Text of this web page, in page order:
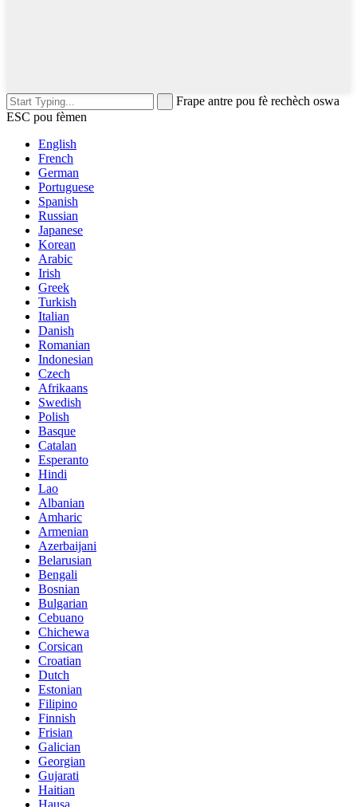
Frape antre pou fè rechèch oswa
ESC pou fèmen
English
French
German
Portuguese
Spanish
Russian
Japanese
Korean
Arabic
Irish
Greek
Turkish
Italian
Danish
Romanian
Indonesian
Czech
Afrikaans
Swedish
Polish
Basque
Catalan
Esperanto
Hindi
Lao
Albanian
Amharic
Armenian
Azerbaijani
Belarusian
Bengali
Bosnian
Bulgarian
Cebuano
Chichewa
Corsican
Croatian
Dutch
Estonian
Filipino
Finnish
Frisian
Galician
Georgian
Gujarati
Haitian
Hausa